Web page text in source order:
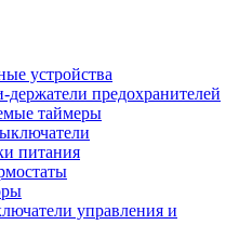
устройства
держатели предохранителей
таймеры
питания
управления и